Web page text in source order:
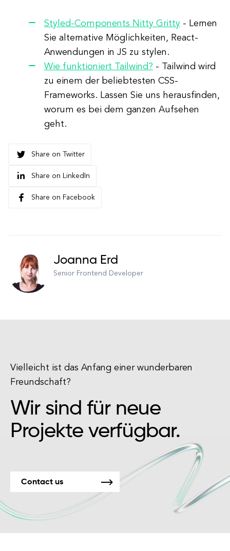
Styled-Components Nitty Gritty - Lernen
Sie alternative Möglichkeiten, React-
Anwendungen in JS zu stylen.
Wie funktioniert Tailwind? - Tailwind wird
zu einem der beliebtesten CSS-
Frameworks. Lassen Sie uns herausfinden,
worum es bei dem ganzen Aufsehen
geht.
Share on Twitter
Share on LinkedIn
Share on Facebook
Joanna Erd
Senior Frontend Developer
Vielleicht ist das Anfang einer wunderbaren
Freundschaft?
Wir sind für neue
Projekte verfügbar.
Contact us